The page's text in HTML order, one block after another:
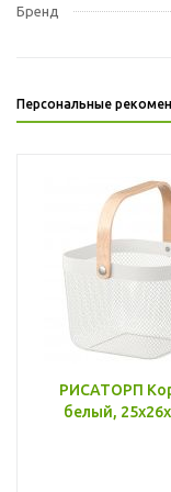
Бренд
Персональные
РИСАТОРП
белый,